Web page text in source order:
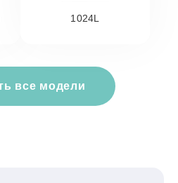
1024L
все модели